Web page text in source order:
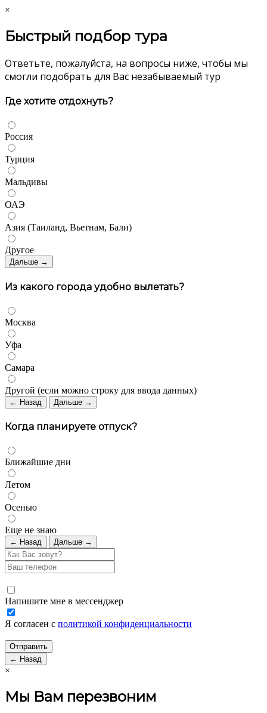
×
Быстрый подбор тура
Ответьте, пожалуйста, на вопросы ниже, чтобы мы
смогли подобрать для Вас незабываемый тур
Где хотите отдохнуть?
Россия
Турция
Мальдивы
ОАЭ
Азия (Таиланд, Вьетнам, Бали)
Другое
Дальше →
Из какого города удобно вылетать?
Москва
Уфа
Самара
Другой (если можно строку для ввода данных)
← Назад Дальше →
Когда планируете отпуск?
Ближайшие дни
Летом
Осенью
Еще не знаю
← Назад Дальше →
Напишите мне в мессенджер
Я согласен с политикой конфиденциальности
← Назад
×
Мы Вам перезвоним